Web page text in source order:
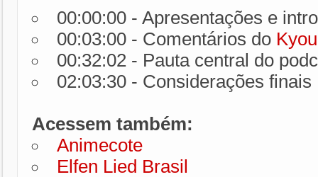
00:00:00 - Apresentações e
00:03:00 - Comentários do
00:32:02 - Pauta central do
02:03:30 - Considerações finais
Acessem também:
Animecote
Elfen Lied Brasil